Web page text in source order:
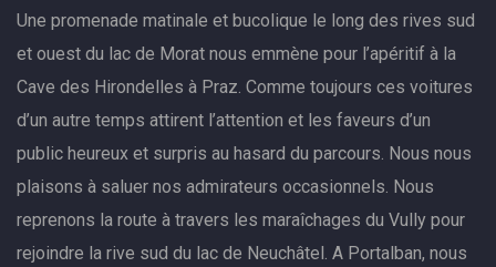
Une promenade matinale et bucolique le long des rives sud
et ouest du lac de Morat nous emmène pour l’apéritif à la
Cave des Hirondelles à Praz. Comme toujours ces voitures
d’un autre temps attirent l’attention et les faveurs d’un
public heureux et surpris au hasard du parcours. Nous nous
plaisons à saluer nos admirateurs occasionnels. Nous
reprenons la route à travers les maraîchages du Vully pour
rejoindre la rive sud du lac de Neuchâtel. A Portalban, nous